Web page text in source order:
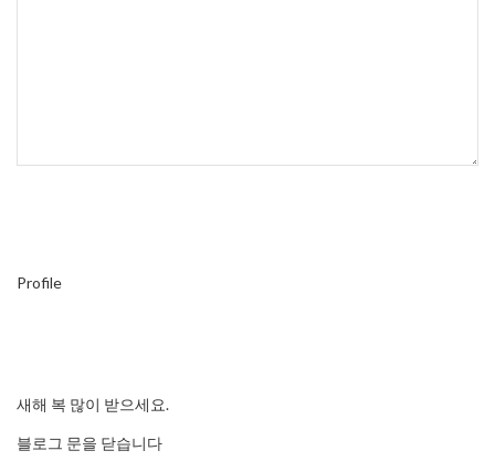
Profile
새해 복 많이 받으세요.
블로그 문을 닫습니다